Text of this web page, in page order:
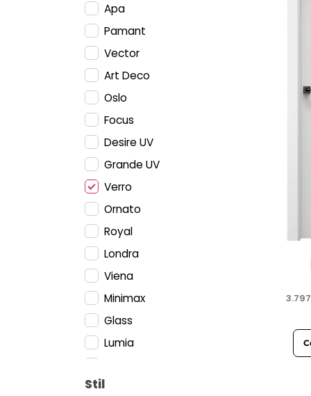
Apa
Pamant
Vector
Art Deco
Oslo
Focus
Desire UV
Grande UV
Verro
Ornato
Royal
Londra
Viena
Minimax
Glass
Lumia
Loft Steel
Stil